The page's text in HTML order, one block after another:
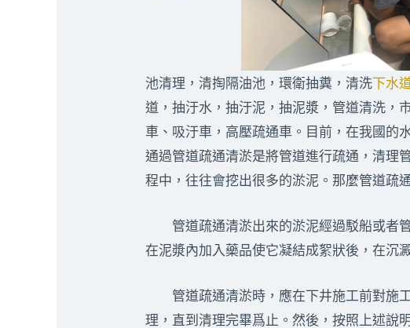
池清理，清掏隔油池，環衛抽糞，清洗下水
道，抽汙水，抽汙泥，抽泥漿，管道清洗，
車、吸汙車，高壓疏通車。目前，在我國的
通過管道疏通清淤是將管道進行疏通，清理
程中，往往會挖出很多的淤泥。那麼管道疏
管道疏通清淤出來的淤泥經過駁船或者管
在泥漿內加入藥品使它凝結成絮狀後，在沉
管道疏通清淤時，應在下井施工前對施工
理，直到清理完畢爲止。然後，按照上述說